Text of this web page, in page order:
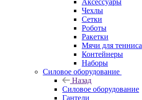
Аксессуары
Чехлы
Сетки
Роботы
Ракетки
Мячи для тенниса
Контейнеры
Наборы
Силовое оборудование
Назад
Силовое оборудование
Гантели